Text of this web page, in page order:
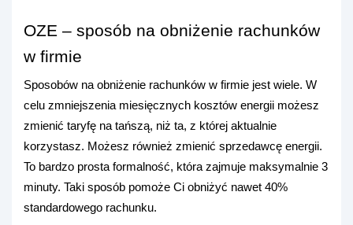
OZE – sposób na obniżenie rachunków
w firmie
Sposobów na obniżenie rachunków w firmie jest wiele. W
celu zmniejszenia miesięcznych kosztów energii możesz
zmienić taryfę na tańszą, niż ta, z której aktualnie
korzystasz. Możesz również zmienić sprzedawcę energii.
To bardzo prosta formalność, która zajmuje maksymalnie 3
minuty. Taki sposób pomoże Ci obniżyć nawet 40%
standardowego rachunku.